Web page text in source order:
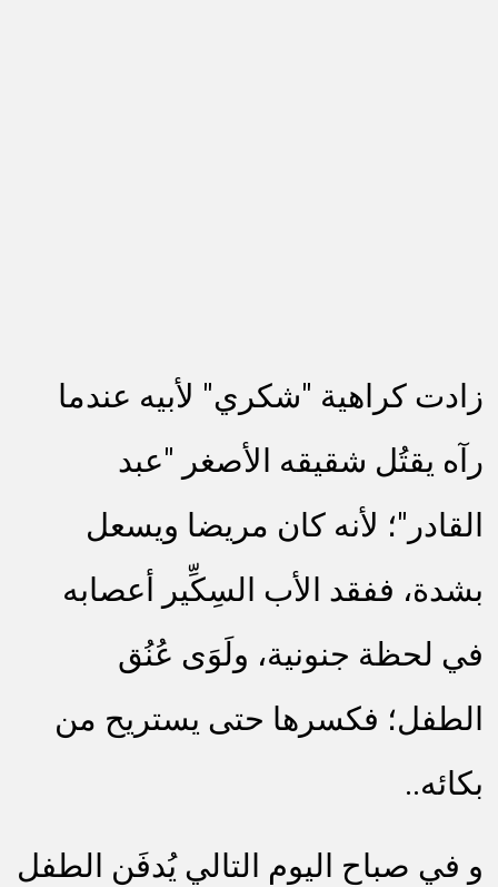
زادت كراهية "شكري" لأبيه عندما
رآه يقتُل شقيقه الأصغر "عبد
القادر"؛ لأنه كان مريضا ويسعل
بشدة، ففقد الأب السِكِّير أعصابه
في لحظة جنونية، ولَوَى عُنُق
الطفل؛ فكسرها حتى يستريح من
بكائه..
و في صباح اليوم التالي يُدفَن الطفل